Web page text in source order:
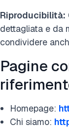
Riproducibilità:
dettagliata e da
condividere
Pagine
Homepage:
Chi siamo: